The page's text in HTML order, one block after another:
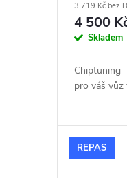
k
3 719 Kč bez
4 500
Skladem
Chiptuning
pro váš vůz
REPAS